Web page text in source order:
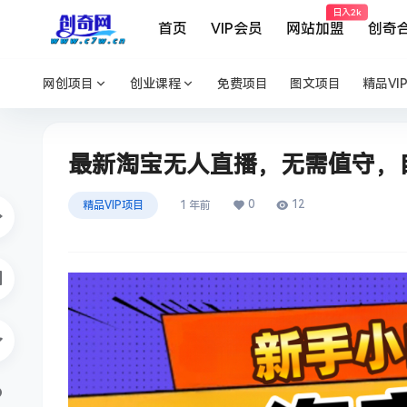
首页 VIP会员 网站加盟
日入2k
创奇
网创项目 创业课程 免费项目 图文项目 精品
最新淘宝无人直播，无需值守
精品VIP项目 1 年前 0 12